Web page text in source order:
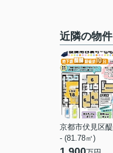
近隣の物件
- (81.78㎡)